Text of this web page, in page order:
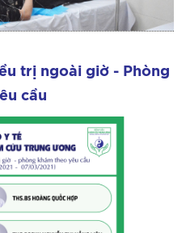
trị ngoài giờ - Phòng
cầu